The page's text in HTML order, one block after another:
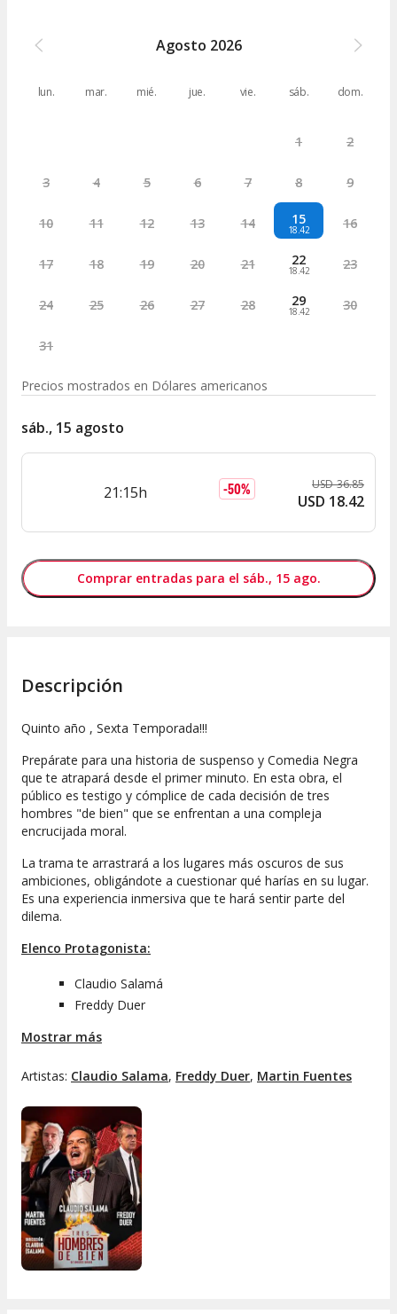
Agosto 2026
lun. mar. mié. jue. vie. sáb. dom.
1 2
3 4 5 6 7 8 9
10 11 12 13 14 15
18.42 16
17 18 19 20 21 22
18.42 23
24 25 26 27 28 29
18.42 30
31
Precios mostrados en Dólares americanos
sáb., 15 agosto
21:15h -50% USD 36.85
USD 18.42
Comprar entradas para el sáb., 15 ago.
Descripción
Quinto año , Sexta Temporada!!!
Prepárate para una historia de suspenso y Comedia Negra
que te atrapará desde el primer minuto. En esta obra, el
público es testigo y cómplice de cada decisión de tres
hombres "de bien" que se enfrentan a una compleja
encrucijada moral.
La trama te arrastrará a los lugares más oscuros de sus
ambiciones, obligándote a cuestionar qué harías en su lugar.
Es una experiencia inmersiva que te hará sentir parte del
dilema.
Elenco Protagonista:
Claudio Salamá
Freddy Duer
Evelyn Tremoceiro
Autora
: Andrea Bauab
Producción: Teatro Cortázar
Mostrar más
Artistas: Claudio Salama, Freddy Duer, Martin Fuentes